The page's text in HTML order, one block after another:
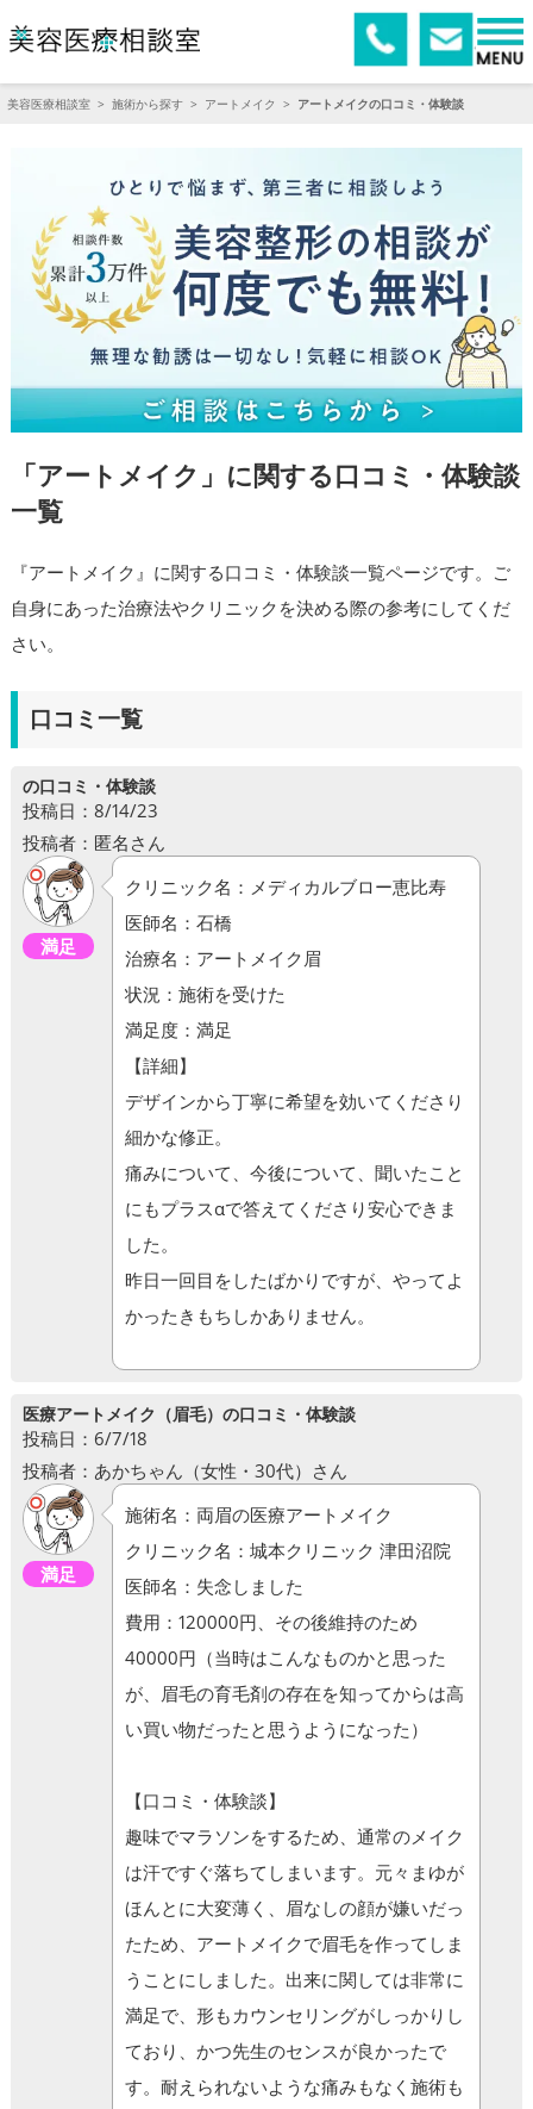
美容医療相談室 > 施術から探す > アートメイク > アートメイクの口コミ・体験談
「アートメイク」に関する口コミ・体験談
一覧
『アートメイク』に関する口コミ・体験談一覧ページです。ご
自身にあった治療法やクリニックを決める際の参考にしてくだ
さい。
口コミ一覧
の口コミ・体験談
投稿日：8/14/23
投稿者：匿名さん
満足
クリニック名：メディカルブロー恵比寿
医師名：石橋
治療名：アートメイク眉
状況：施術を受けた
満足度：満足
【詳細】
デザインから丁寧に希望を効いてくださり
細かな修正。
痛みについて、今後について、聞いたこと
にもプラスαで答えてくださり安心できま
した。
昨日一回目をしたばかりですが、やってよ
かったきもちしかありません。
医療アートメイク（眉毛）の口コミ・体験談
投稿日：6/7/18
投稿者：あかちゃん（女性・30代）さん
満足
施術名：両眉の医療アートメイク
クリニック名：城本クリニック 津田沼院
医師名：失念しました
費用：120000円、その後維持のため
40000円（当時はこんなものかと思った
が、眉毛の育毛剤の存在を知ってからは高
い買い物だったと思うようになった）
【口コミ・体験談】
趣味でマラソンをするため、通常のメイク
は汗ですぐ落ちてしまいます。元々まゆが
ほんとに大変薄く、眉なしの顔が嫌いだっ
たため、アートメイクで眉毛を作ってしま
うことにしました。出来に関しては非常に
満足で、形もカウンセリングがしっかりし
ており、かつ先生のセンスが良かったで
す。耐えられないような痛みもなく施術も